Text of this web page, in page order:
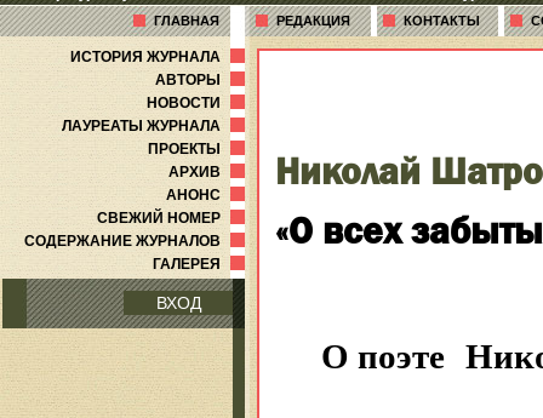
ГЛАВНАЯ РЕДАКЦИЯ КОНТАКТЫ
ИСТОРИЯ ЖУРНАЛА
АВТОРЫ
НОВОСТИ
ЛАУРЕАТЫ ЖУРНАЛА
ПРОЕКТЫ
АРХИВ
АНОНС
СВЕЖИЙ НОМЕР
СОДЕРЖАНИЕ ЖУРНАЛОВ
ГАЛЕРЕЯ
ВХОД
Николай
«О всех
О поэте